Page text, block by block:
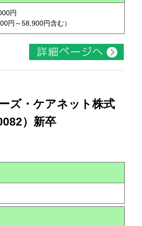
円
円～58,900円含む）
ズ・ケアネット株式
）新卒